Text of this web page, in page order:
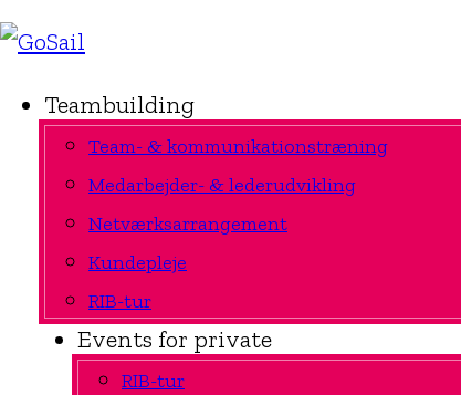
Teambuilding
Team- & kommunikationstræning
Medarbejder- & lederudvikling
Netværksarrangement
Kundepleje
RIB-tur
Events for private
RIB-tur